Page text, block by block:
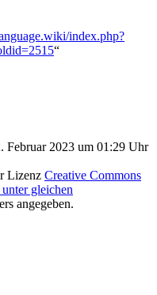
index.php?
“
Februar 2023 um 01:29 Uhr
Lizenz Creative Commons
gleichen
angegeben.